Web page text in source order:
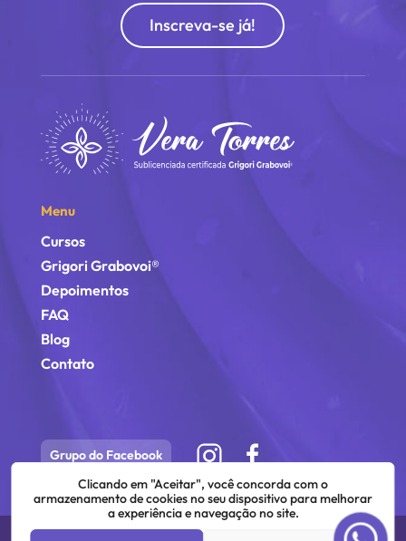
Clicando em "Aceitar", você concorda com o
armazenamento de cookies no seu dispositivo para melhorar
a experiência e navegação no site.
Inscreva-se já!
Menu
Cursos
Grigori Grabovoi®
Depoimentos
FAQ
Blog
Contato
Grupo do Facebook